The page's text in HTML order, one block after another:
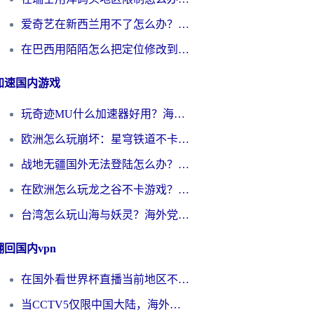
爱奇艺在新西兰用不了怎么办？海外党亲测有效的回国加速方案
在巴西用陌陌怎么把定位修改到中国国内？海外党必看的回国加速全攻略
速国内游戏
玩奇迹MU什么加速器好用？海外党亲测：这款加速器让你告别延迟卡顿！
欧洲怎么玩崩坏：星穹铁道不卡？2026海外玩家国服游戏加速器终极攻略
战地无疆国外无法登陆怎么办？海外玩家国服畅玩终极指南（附欧服魔兽EVE加速方案）
在欧洲怎么玩龙之谷不卡游戏？2026海外党国服游戏加速全攻略
台湾怎么玩山海与妖灵？海外党国服游戏加速全攻略，告别延迟卡顿
回国内vpn
在国外看世界杯直播当前地区不可播放？海外党必看的回国加速全攻略
当CCTV5仅限中国大陆，海外球迷的世界杯狂欢如何继续？